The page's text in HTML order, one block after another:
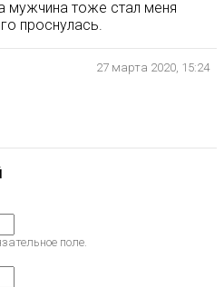
мужчина тоже стал меня
проснулась.
27 марта 2020, 15:24
поле.